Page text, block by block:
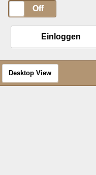
Off
Einloggen
Desktop View